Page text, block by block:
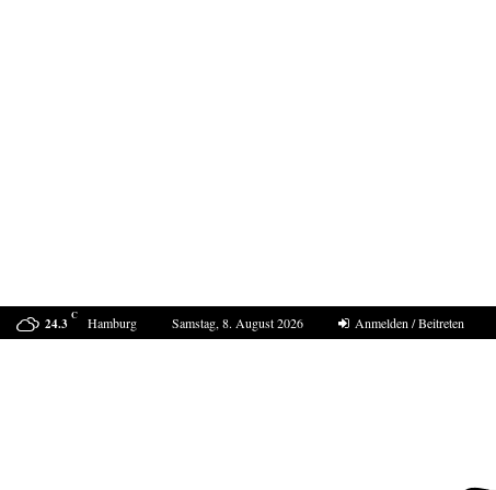
24.3 C Hamburg Samstag, 8. August 2026 Anmelden / Beitreten
Mordfall Weimar- 40 Jahre und kein Ende